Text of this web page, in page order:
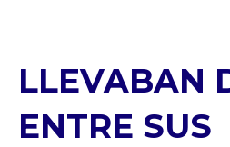
LLEVABAN
ENTRE SUS